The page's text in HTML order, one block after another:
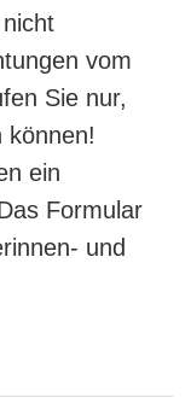
vom
Sie nur,
können!
ein
Formular
und